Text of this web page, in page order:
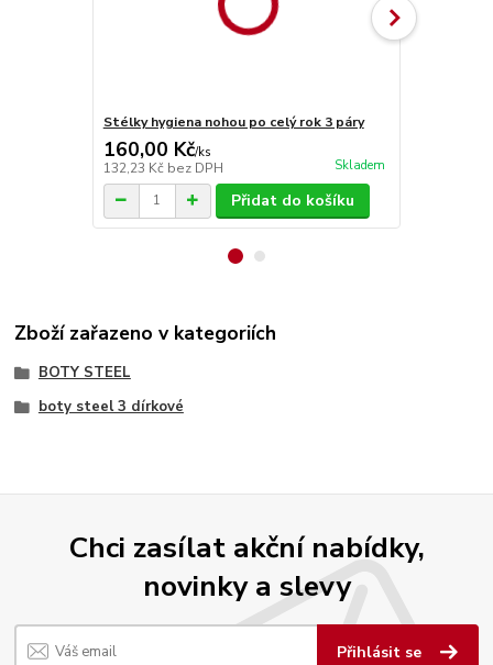
Stélky hygiena nohou po celý rok 3 páry
160,00 Kč/ks
132,23 Kč bez DPH Skladem
Přidat do košíku
Zboží zařazeno v kategoriích
BOTY STEEL
boty steel 3 dírkové
Chci zasílat akční nabídky,
novinky a slevy
Přihlásit se